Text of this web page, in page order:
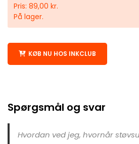
Pris: 89,00 kr.
På lager.
KØB NU HOS INKCLUB
Spørgsmål og svar
Hvordan ved jeg, hvornår